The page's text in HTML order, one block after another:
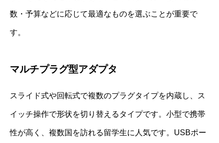
数・予算などに応じて最適なものを選ぶことが重要で
す。
マルチプラグ型アダプタ
スライド式や回転式で複数のプラグタイプを内蔵し、ス
イッチ操作で形状を切り替えるタイプです。小型で携帯
性が高く、複数国を訪れる留学生に人気です。USBポー